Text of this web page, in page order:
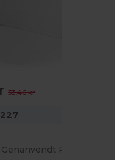
33,46 kr